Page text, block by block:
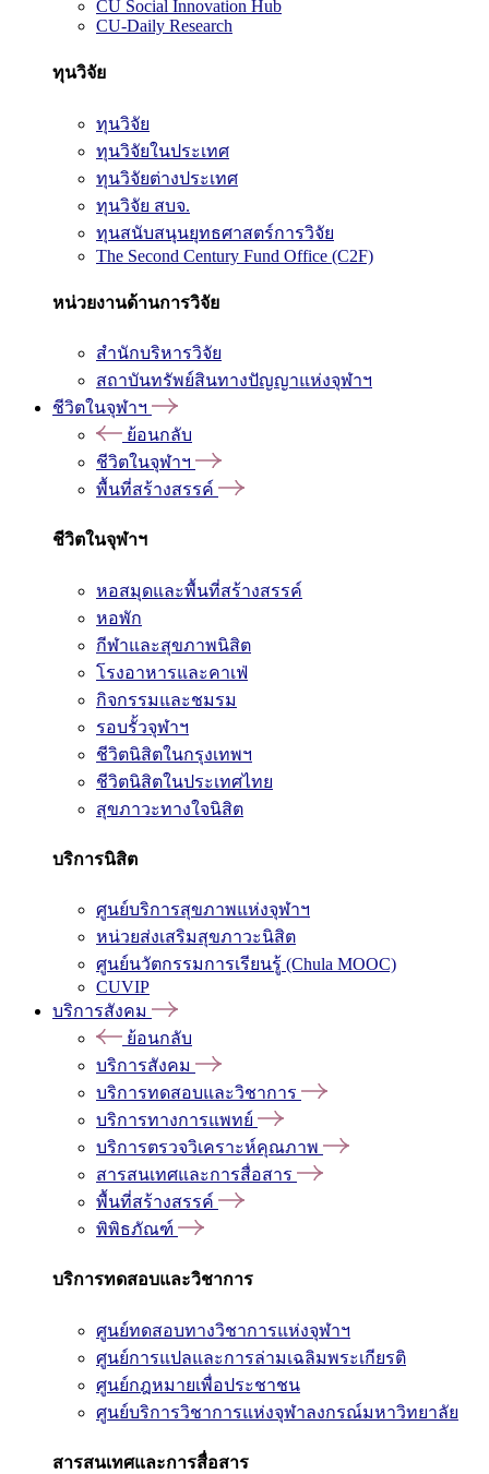
CU Social Innovation Hub
CU-Daily Research
ทุนวิจัย
ทุนวิจัย
ทุนวิจัยในประเทศ
ทุนวิจัยต่างประเทศ
ทุนวิจัย สบจ.
ทุนสนับสนุนยุทธศาสตร์การวิจัย
The Second Century Fund Office (C2F)
หน่วยงานด้านการวิจัย
สำนักบริหารวิจัย
สถาบันทรัพย์สินทางปัญญาแห่งจุฬาฯ
ชีวิตในจุฬาฯ
ย้อนกลับ
ชีวิตในจุฬาฯ
พื้นที่สร้างสรรค์
ชีวิตในจุฬาฯ
หอสมุดและพื้นที่สร้างสรรค์
หอพัก
กีฬาและสุขภาพนิสิต
โรงอาหารและคาเฟ่
กิจกรรมและชมรม
รอบรั้วจุฬาฯ
ชีวิตนิสิตในกรุงเทพฯ
ชีวิตนิสิตในประเทศไทย
สุขภาวะทางใจนิสิต
บริการนิสิต
ศูนย์บริการสุขภาพแห่งจุฬาฯ
หน่วยส่งเสริมสุขภาวะนิสิต
ศูนย์นวัตกรรมการเรียนรู้ (Chula MOOC)
CUVIP
บริการสังคม
ย้อนกลับ
บริการสังคม
บริการทดสอบและวิชาการ
บริการทางการแพทย์
บริการตรวจวิเคราะห์คุณภาพ
สารสนเทศและการสื่อสาร
พื้นที่สร้างสรรค์
พิพิธภัณฑ์
บริการทดสอบและวิชาการ
ศูนย์ทดสอบทางวิชาการแห่งจุฬาฯ
ศูนย์การแปลและการล่ามเฉลิมพระเกียรติ
ศูนย์กฎหมายเพื่อประชาชน
ศูนย์บริการวิชาการแห่งจุฬาลงกรณ์มหาวิทยาลัย
สารสนเทศและการสื่อสาร